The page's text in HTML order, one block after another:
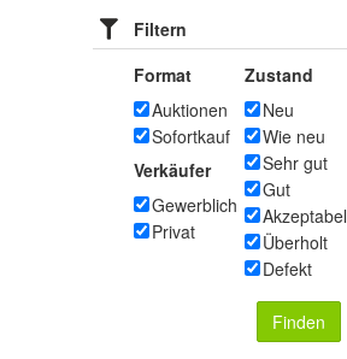
Filtern
Format
Auktionen
Sofortkauf
Verkäufer
Gewerblich
Privat
Zustand
Neu
Wie neu
Sehr gut
Gut
Akzeptabel
Überholt
Defekt
Finden